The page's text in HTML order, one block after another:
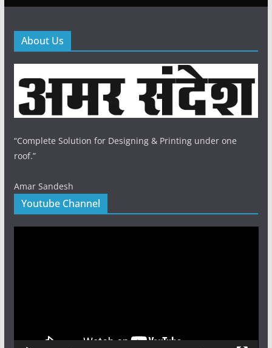
About Us
“Complete Solution for Designing & Printing under one
roof.”
Amar Sandesh
Youtube Channel